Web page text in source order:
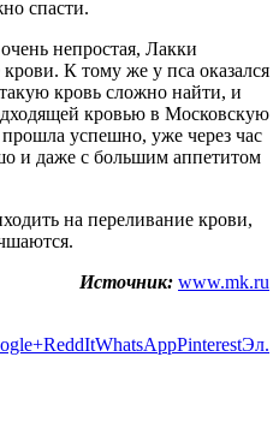
спасти.
непростая, Лакки
К тому же у пса оказался
кровь сложно найти, и
кровью в Московскую
успешно, уже через час
и даже с большим аппетитом
на переливание крови,
Источник: www.mk.ru
ReddItWhatsAppPinterestЭл.